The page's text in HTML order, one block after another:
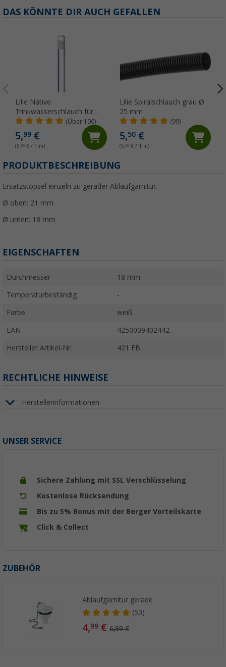
DAS KÖNNTE DIR AUCH GEFALLEN
Lilie Native
Trinkwasserschlauch für
Kaltwasser 10x15 mm
(Meterware)
(Über 100)
5,99 €
(5,99 € / 1 m)
Lilie Spiralschlauch grau Ø
25 mm
(99)
5,50€
(5,50€ / 1 m)
PRODUKTBESCHREIBUNG
Ersatzstöpsel einzeln zu gerader Ablaufgarnitur.
Ø oben: 21 mm
Ø unten: 18 mm
EIGENSCHAFTEN
Durchmesser 18 mm
Temperaturbeständig -
Farbe weiß
EAN 4250009402442
Hersteller Artikel-Nr. 421 FB
RECHTLICHE HINWEISE
Herstellerinformationen
UNSER SERVICE
Sichere Zahlung mit SSL Verschlüsselung
Kostenlose Rücksendung
Bis zu 5% Bonus mit der Berger Vorteilskarte
Click & Collect
ZUBEHÖR
Ablaufgarnitur gerade
(53)
4,99 €6,99 €